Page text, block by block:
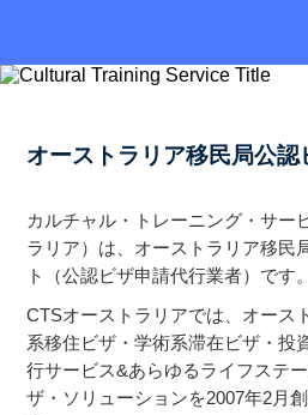
オーストラリア移民局公認
カルチャル・トレーニング・サー
ラリア）は、オーストラリア移民
ト（公認ビザ申請代行業者）です。
CTSオーストラリアでは、オース
系移住ビザ・学術系滞在ビザ・投
行サービス&あらゆるライフステ
ザ・ソリューションを2007年2月